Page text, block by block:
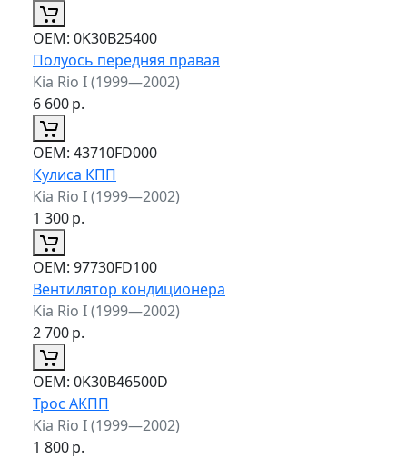
ОЕМ: 0K30B25400
Полуось передняя правая
Kia Rio I (1999—2002)
6 600р.
ОЕМ: 43710FD000
Кулиса КПП
Kia Rio I (1999—2002)
1 300р.
ОЕМ: 97730FD100
Вентилятор кондиционера
Kia Rio I (1999—2002)
2 700р.
ОЕМ: 0K30B46500D
Трос АКПП
Kia Rio I (1999—2002)
1 800р.